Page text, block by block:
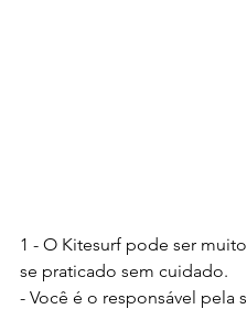
1 - O Kitesurf pode ser
se praticado sem cuidado.
- Você é o responsável pela